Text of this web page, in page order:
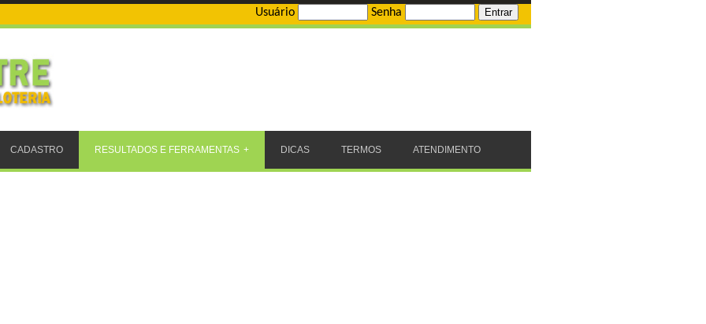
Usuário Senha
CADASTRO RESULTADOS E FERRAMENTAS DICAS TERMOS ATENDIMENTO